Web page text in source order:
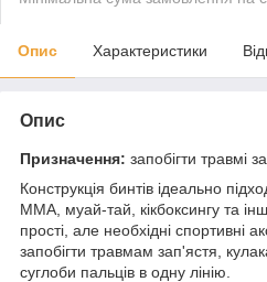
Опис Характеристики
Опис
Призначення: запобігти травмі
Конструкція бинтів ідеально
ММА, муай-тай, кікбоксингу та
прості, але необхідні спортивні
запобігти травмам зап'ястя,
суглоби пальців в одну лінію.